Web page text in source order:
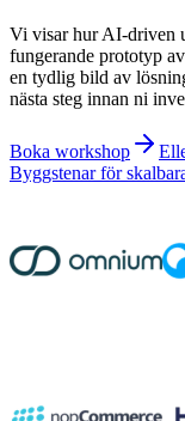
Vi visar hur AI-driven
fungerande prototyp
en tydlig bild av
nästa steg innan ni
Boka workshop
Byggstenar för